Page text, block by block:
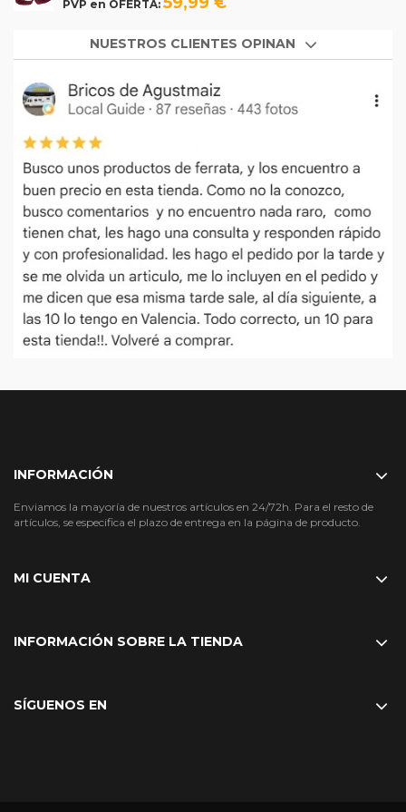
PVP en OFERTA:
NUESTROS CLIENTES OPINAN
INFORMACIÓN
Enviamos la mayoría de nuestros artículos en 24/72h. Para el resto de
artículos, se especifica el plazo de entrega en la página de producto.
MI CUENTA
INFORMACIÓN SOBRE LA TIENDA
SÍGUENOS EN